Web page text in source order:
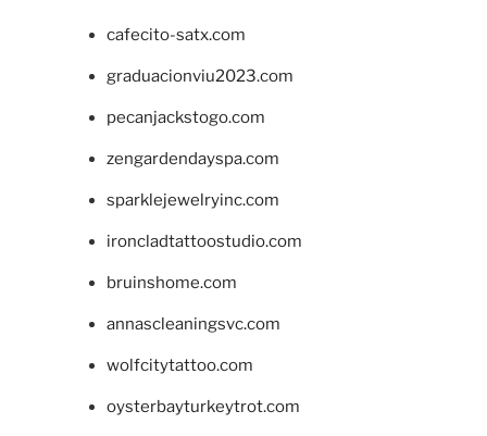
cafecito-satx.com
graduacionviu2023.com
pecanjackstogo.com
zengardendayspa.com
sparklejewelryinc.com
ironcladtattoostudio.com
bruinshome.com
annascleaningsvc.com
wolfcitytattoo.com
oysterbayturkeytrot.com